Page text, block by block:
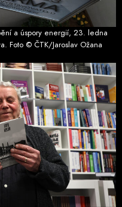
a úspory energií, 23. ledna
Foto © ČTK/Jaroslav Ožana